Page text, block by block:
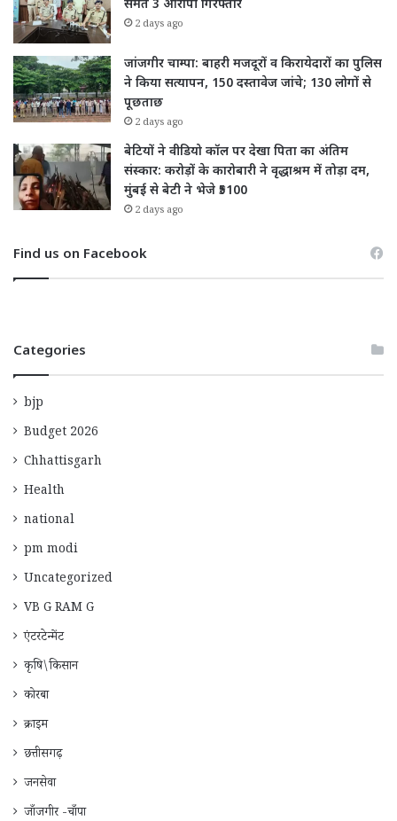
समेत 3 आरोपी गिरफ्तार
2 days ago
जांजगीर चाम्पा: बाहरी मजदूरों व किरायेदारों का पुलिस
ने किया सत्यापन, 150 दस्तावेज जांचे; 130 लोगों से
पूछताछ
2 days ago
बेटियों ने वीडियो कॉल पर देखा पिता का अंतिम
संस्कार: करोड़ों के कारोबारी ने वृद्धाश्रम में तोड़ा दम,
मुंबई से बेटी ने भेजे ₹5100
2 days ago
Find us on Facebook
Categories
bjp
Budget 2026
Chhattisgarh
Health
national
pm modi
Uncategorized
VB G RAM G
एंटरटेन्मेंट
कृषि\किसान
कोरबा
क्राइम
छत्तीसगढ़
जनसेवा
जाँजगीर -चाँपा